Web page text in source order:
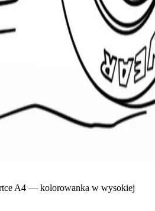
A4 — kolorowanka w wysokiej